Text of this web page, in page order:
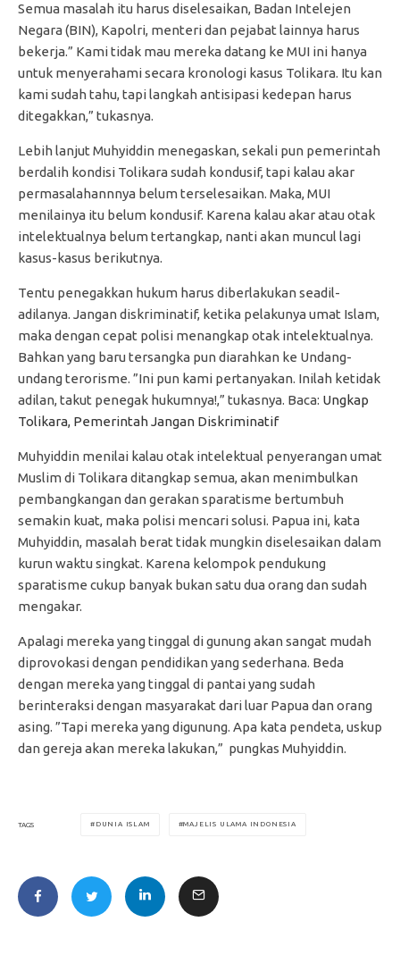
Semua masalah itu harus diselesaikan, Badan Intelejen
Negara (BIN), Kapolri, menteri dan pejabat lainnya harus
bekerja.” Kami tidak mau mereka datang ke MUI ini hanya
untuk menyerahami secara kronologi kasus Tolikara. Itu kan
kami sudah tahu, tapi langkah antisipasi kedepan harus
ditegakkan,” tukasnya.
Lebih lanjut Muhyiddin menegaskan, sekali pun pemerintah
berdalih kondisi Tolikara sudah kondusif, tapi kalau akar
permasalahannnya belum terselesaikan. Maka, MUI
menilainya itu belum kondusif. Karena kalau akar atau otak
intelektualnya belum tertangkap, nanti akan muncul lagi
kasus-kasus berikutnya.
Tentu penegakkan hukum harus diberlakukan seadil-
adilanya. Jangan diskriminatif, ketika pelakunya umat Islam,
maka dengan cepat polisi menangkap otak intelektualnya.
Bahkan yang baru tersangka pun diarahkan ke Undang-
undang terorisme. ”Ini pun kami pertanyakan. Inilah ketidak
adilan, takut penegak hukumnya!,” tukasnya. Baca: Ungkap
Tolikara, Pemerintah Jangan Diskriminatif
Muhyiddin menilai kalau otak intelektual penyerangan umat
Muslim di Tolikara ditangkap semua, akan menimbulkan
pembangkangan dan gerakan sparatisme bertumbuh
semakin kuat, maka polisi mencari solusi. Papua ini, kata
Muhyiddin, masalah berat tidak mungkin diselesaikan dalam
kurun waktu singkat. Karena kelompok pendukung
sparatisme cukup banyak bukan satu dua orang dan sudah
mengakar.
Apalagi mereka yang tinggal di gunung akan sangat mudah
diprovokasi dengan pendidikan yang sederhana. Beda
dengan mereka yang tinggal di pantai yang sudah
berinteraksi dengan masyarakat dari luar Papua dan orang
asing. ”Tapi mereka yang digunung. Apa kata pendeta, uskup
dan gereja akan mereka lakukan,” pungkas Muhyiddin.
TAGS DUNIA ISLAM MAJELIS ULAMA INDONESIA